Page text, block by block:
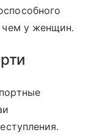
чем у женщин.